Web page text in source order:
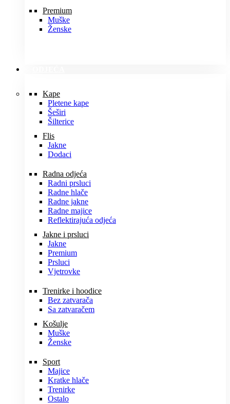
Premium
Muške
Ženske
Kape
Pletene kape
Šeširi
Šilterice
Flis
Jakne
Dodaci
Radna odjeća
Radni prsluci
Radne hlače
Radne jakne
Radne majice
Reflektirajuća odjeća
Jakne i prsluci
Jakne
Premium
Prsluci
Vjetrovke
Trenirke i hoodice
Bez zatvarača
Sa zatvaračem
Košulje
Muške
Ženske
Sport
Majice
Kratke hlače
Trenirke
Ostalo